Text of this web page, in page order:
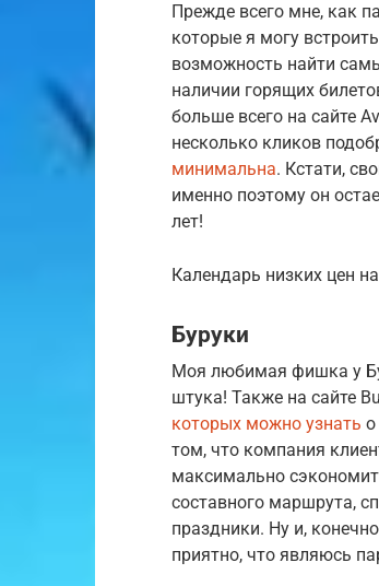
Прежде всего мне, как
которые я могу
возможность найти
наличии горящих
больше всего на сайте
несколько кликов
минимальна. Кстати,
именно поэтому он
лет!
Календарь низких цен
Буруки
Моя любимая фишка у
штука! Также на сайте
которых можно узнать о
том, что компания
максимально
составного маршрута,
праздники. Ну и,
приятно, что являюсь